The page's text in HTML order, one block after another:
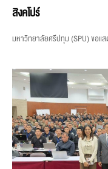
สิงคโปร์
มหาวิทยาลัยศรีปทุม (SPU) ขอแ